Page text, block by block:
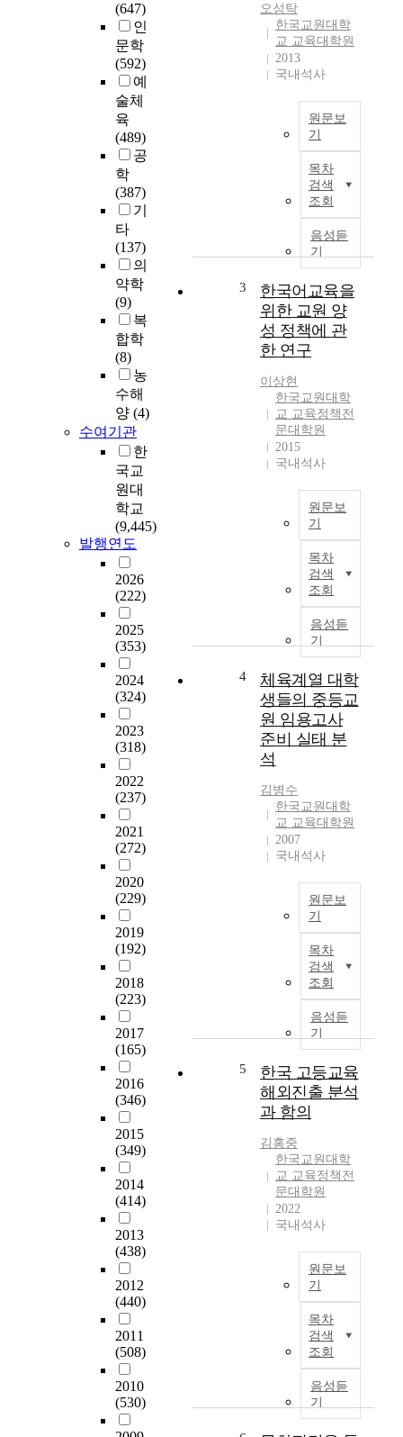
(647)
인
문학
(592)
예
술체
육
(489)
공
학
(387)
기
타
(137)
의
약학
(9)
복
합학
(8)
농
수해
양 (4)
수여기관
한
국교
원대
학교
(9,445)
발행연도
2026
(222)
2025
(353)
2024
(324)
2023
(318)
2022
(237)
2021
(272)
2020
(229)
2019
(192)
2018
(223)
2017
(165)
2016
(346)
2015
(349)
2014
(414)
2013
(438)
2012
(440)
2011
(508)
2010
(530)
험
사
오성탁
한국교원대학
교 교육대학원
2013
국내석사
원문보
기
목차
검색
조회
음성듣
기
일
.
3
한국어교육을
위한 교원 양
성 정책에 관
한 연구
이상현
한국교원대학
교 교육정책전
문대학원
2015
국내석사
원문보
기
목차
검색
조회
음성듣
기
다
4
체육계열 대학
생들의 중등교
원 임용고사
준비 실태 분
석
김병수
한국교원대학
교 교육대학원
2007
국내석사
원문보
기
목차
검색
조회
음성듣
기
하
5
한국 고등교육
해외진출 분석
과 함의
김홍중
한국교원대학
교 교육정책전
문대학원
2022
국내석사
원문보
기
목차
검색
조회
음성듣
기